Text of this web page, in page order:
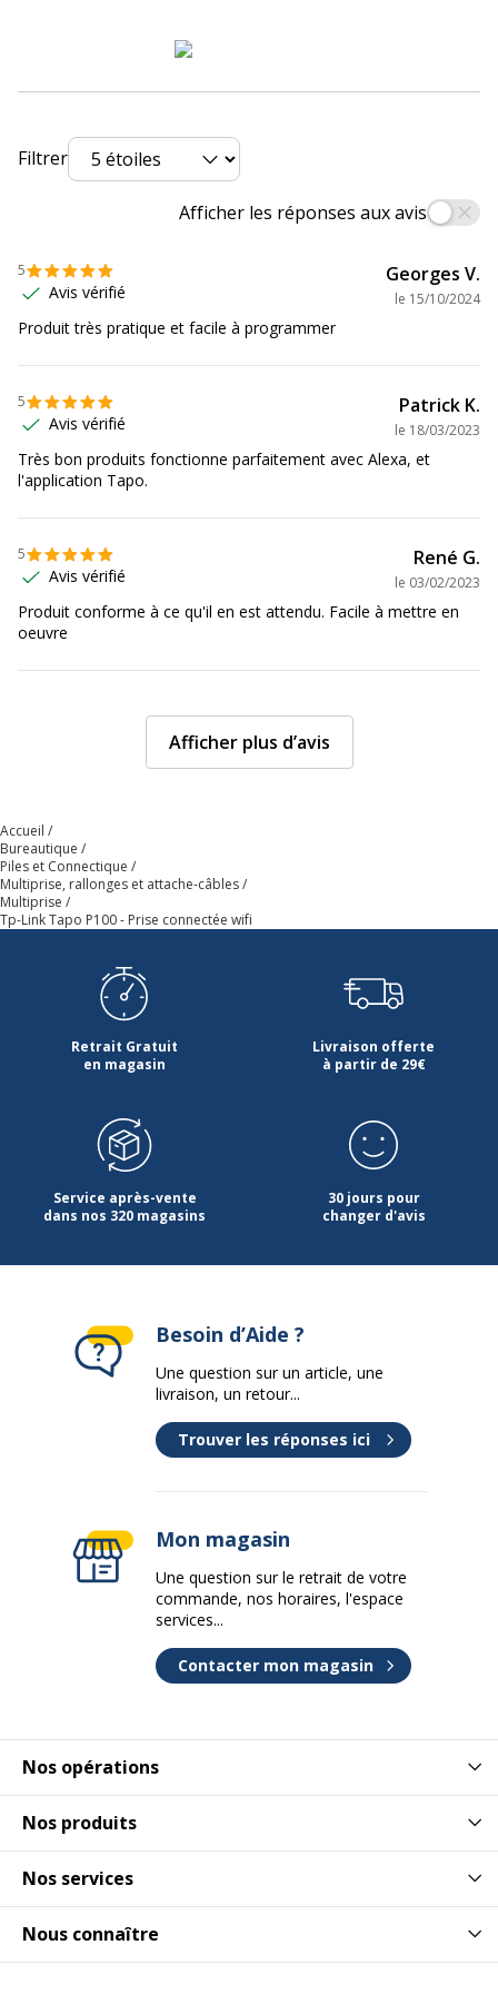
Dimensions et poids
Hauteur
5.1 cm
Profondeur
Filtrer
Afficher les réponses aux avis
5
Avis vérifié
Georges V.
le 15/10/2024
Produit très pratique et facile à programmer
5
Avis vérifié
Patrick K.
le 18/03/2023
Très bon produits fonctionne parfaitement avec Alexa, et
l'application Tapo.
5
Avis vérifié
René G.
le 03/02/2023
Produit conforme à ce qu'il en est attendu. Facile à mettre en
oeuvre
Afficher plus d’avis
Accueil
Bureautique
Piles et Connectique
Multiprise, rallonges et attache-câbles
Multiprise
Tp-Link Tapo P100 - Prise connectée wifi
Retrait Gratuit
en magasin
Livraison offerte
à partir de 29€
Service après-vente
dans nos 320 magasins
30 jours pour
changer d'avis
Nos opérations
Nos produits
Nos services
Nous connaître
Besoin d’Aide ?
Une question sur un article, une
livraison, un retour...
Trouver les réponses ici
Mon magasin
Une question sur le retrait de votre
commande, nos horaires, l'espace
services...
Contacter mon magasin